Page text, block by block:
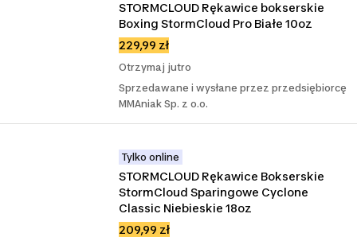
STORMCLOUD Rękawice bokserskie
Boxing StormCloud Pro Białe 10oz
229,99 zł
Otrzymaj jutro
Sprzedawane i wysłane przez przedsiębiorcę
MMAniak Sp. z o.o.
Tylko online
STORMCLOUD Rękawice Bokserskie
StormCloud Sparingowe Cyclone
Classic Niebieskie 18oz
209,99 zł